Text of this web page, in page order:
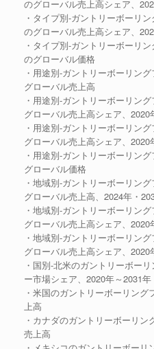
のグローバル売上高シェア、
・タイプ別-ガントリーボーリ
のグローバル売上高シェア、
・タイプ別-ガントリーボーリ
のグローバル価格
・用途別-ガントリーボーリン
グローバル売上高
・用途別-ガントリーボーリン
グローバル売上高シェア、2020
・用途別-ガントリーボーリン
グローバル売上高シェア、2020
・用途別-ガントリーボーリン
グローバル価格
・地域別-ガントリーボーリン
グローバル売上高、2024年・
・地域別-ガントリーボーリン
グローバル売上高シェア、
・地域別-ガントリーボーリン
グローバル売上高シェア、2020
・国別-北米のガントリーボー
ー市場シェア、2020年～2031年
・米国のガントリーボーリン
上高
・カナダのガントリーボーリ
売上高